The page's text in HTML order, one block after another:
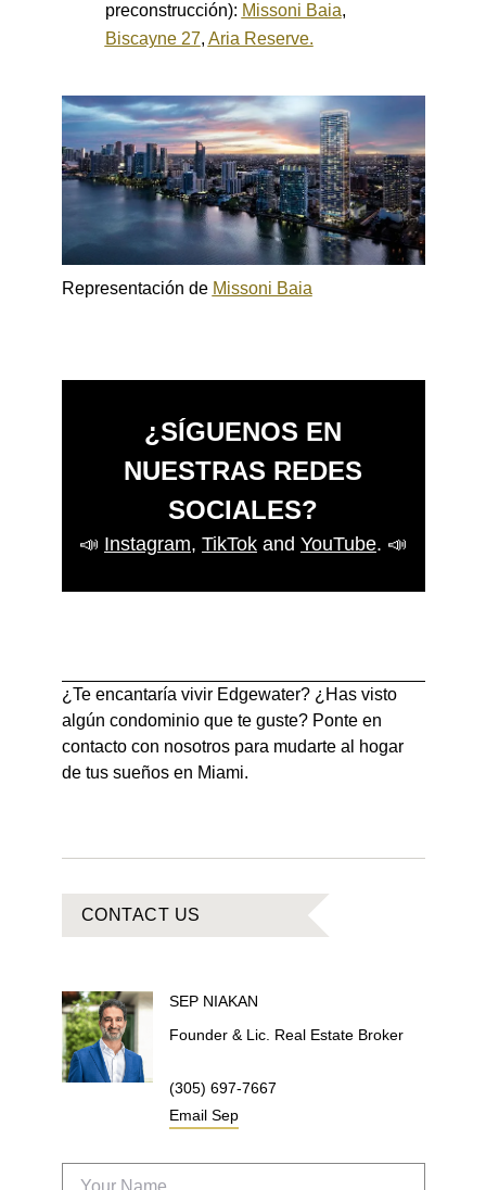
preconstrucción): Missoni Baia,
Biscayne 27, Aria Reserve.
Representación de Missoni Baia
¿SÍGUENOS EN
NUESTRAS REDES
SOCIALES?
📣 Instagram, TikTok and YouTube. 📣
¿Te encantaría vivir Edgewater? ¿Has visto
algún condominio que te guste? Ponte en
contacto con nosotros para mudarte al hogar
de tus sueños en Miami.
CONTACT US
SEP NIAKAN
Founder & Lic. Real Estate Broker
(305) 697-7667
Email Sep